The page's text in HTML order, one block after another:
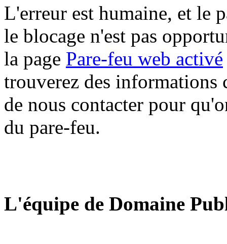
L'erreur est humaine, et le
le blocage n'est pas
la page Pare-feu web activé
trouverez des informations
de nous contacter pour
du pare-feu.
L'équipe de Domaine